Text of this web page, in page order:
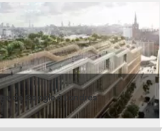
de Google à Londres